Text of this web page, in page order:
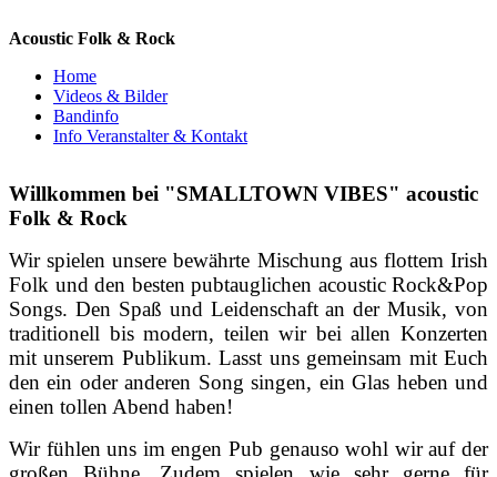
Acoustic Folk & Rock
Home
Videos & Bilder
Bandinfo
Info Veranstalter & Kontakt
Willkommen bei "SMALLTOWN VIBES" acoustic
Folk & Rock
Wir spielen unsere bewährte Mischung aus flottem Irish
Folk und den besten pubtauglichen acoustic Rock&Pop
Songs. Den Spaß und Leidenschaft an der Musik, von
traditionell bis modern, teilen wir bei allen Konzerten
mit unserem Publikum. Lasst uns gemeinsam mit Euch
den ein oder anderen Song singen, ein Glas heben und
einen tollen Abend haben!
Wir fühlen uns im engen Pub genauso wohl wir auf der